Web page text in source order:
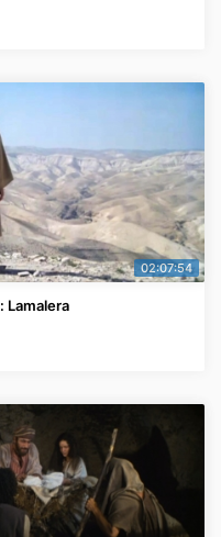
02:07:54
Lamalera